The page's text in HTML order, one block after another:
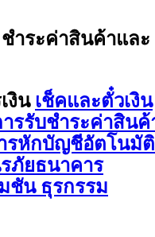
ชำระค่าสินค้าและ
งิน เช็คและตั๋วเงิน
รรับชำระค่าสินค้
รหักบัญชีอัตโนมัติ
ภัยธนาคาร
ชัน ธุรกรรม